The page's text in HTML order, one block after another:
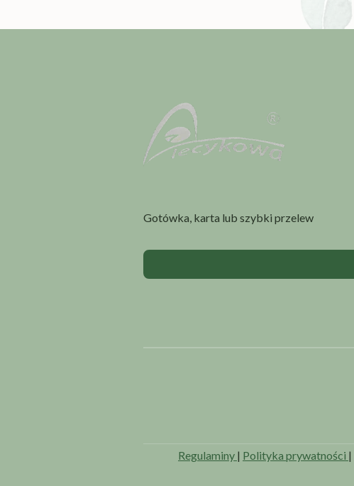
Gotówka, karta lub szybki przelew
Regulaminy | Polityka prywatności |